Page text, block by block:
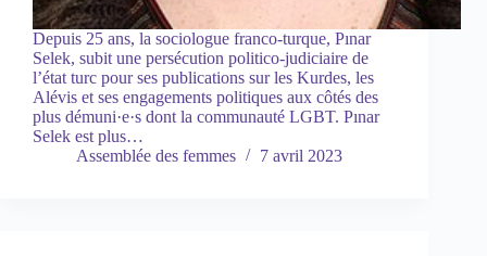
Depuis 25 ans, la sociologue franco-turque, Pınar
Selek, subit une persécution politico-judiciaire de
l’état turc pour ses publications sur les Kurdes, les
Alévis et ses engagements politiques aux côtés des
plus démuni·e·s dont la communauté LGBT. Pınar
Selek est plus…
Assemblée des femmes
7 avril 2023